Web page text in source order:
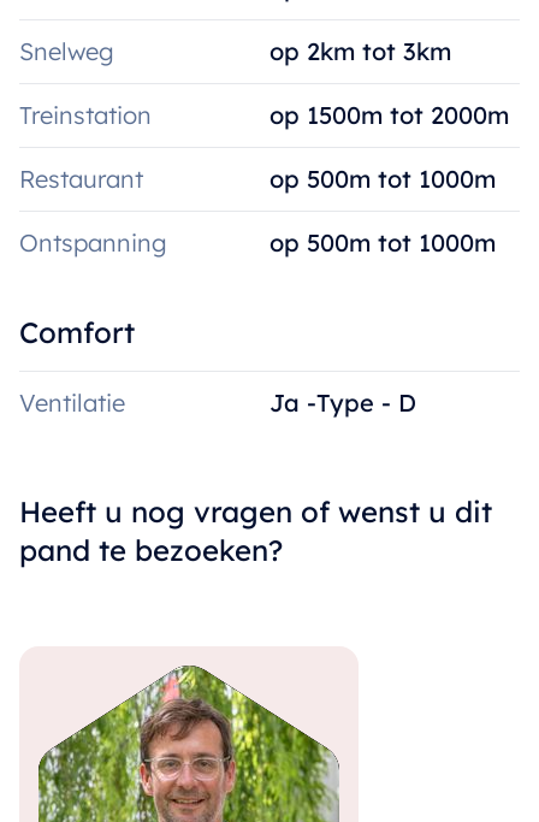
Snelweg op 2km tot 3km
Treinstation op 1500m tot 2000m
Restaurant op 500m tot 1000m
Ontspanning op 500m tot 1000m
Comfort
Ventilatie Ja -Type - D
Heeft u nog vragen of wenst u dit
pand te bezoeken?